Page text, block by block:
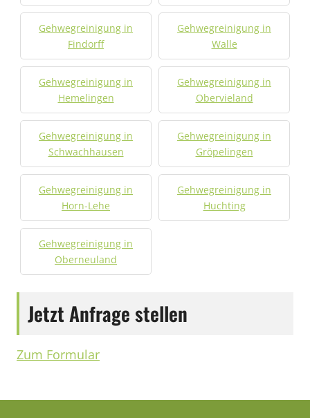
Gehwegreinigung in
Findorff
Gehwegreinigung in
Walle
Gehwegreinigung in
Hemelingen
Gehwegreinigung in
Obervieland
Gehwegreinigung in
Schwachhausen
Gehwegreinigung in
Gröpelingen
Gehwegreinigung in
Horn-Lehe
Gehwegreinigung in
Huchting
Gehwegreinigung in
Oberneuland
Jetzt Anfrage stellen
Zum Formular